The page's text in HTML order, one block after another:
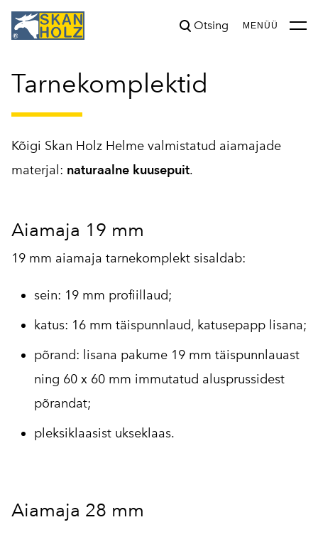
Otsing MENÜÜ
lisati ostukorvi. Vaata ostukorvi
Tarnekomplektid
Kõigi Skan Holz Helme valmistatud aiamajade
materjal: naturaalne kuusepuit.
Aiamaja 19 mm
19 mm aiamaja tarnekomplekt sisaldab:
sein: 19 mm profiillaud;
katus: 16 mm täispunnlaud, katusepapp lisana;
põrand: lisana pakume 19 mm täispunnlauast
ning 60 x 60 mm immutatud alusprussidest
põrandat;
pleksiklaasist ukseklaas.
Aiamaja 28 mm